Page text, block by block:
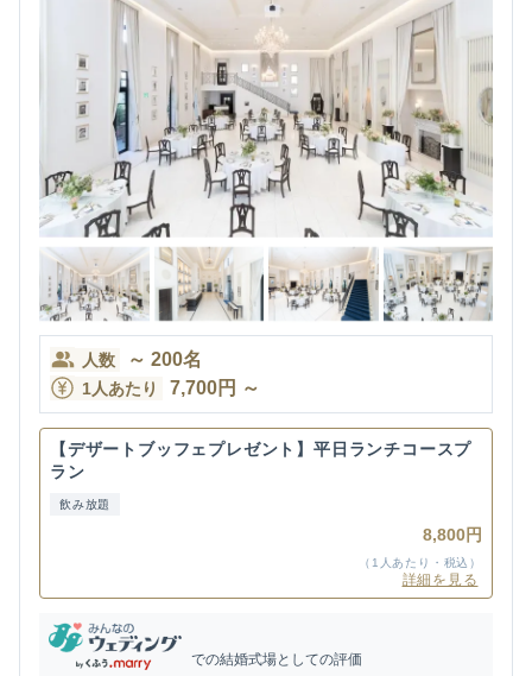
人数 ～ 200名
1人あたり 7,700円 ～
【デザートブッフェプレゼント】平日ランチコースプ
ラン
飲み放題
8,800円
（1人あたり・税込）
詳細を見る
での結婚式場としての評価